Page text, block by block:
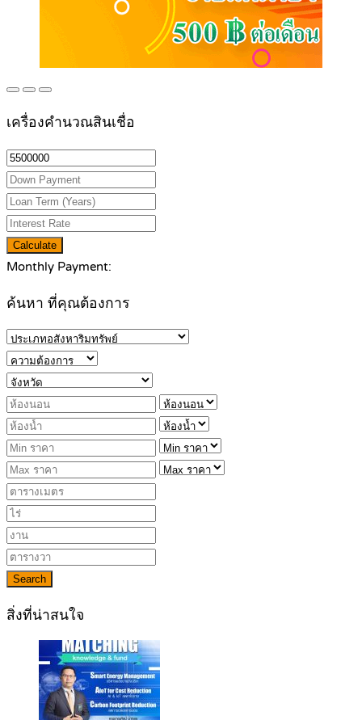
เครื่องคำนวณสินเชื่อ
Calculate
Monthly Payment:
ค้นหา ที่คุณต้องการ
Search
สิ่งที่น่าสนใจ